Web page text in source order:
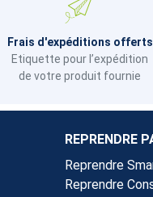
Frais d'expéditions offerts
Etiquette pour l’expédition
de votre produit fournie
REPRENDRE
Reprendre
Reprendre